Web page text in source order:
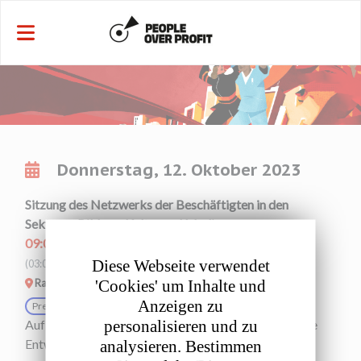
Donnerstag, 12. Oktober 2023
Sitzung des Netzwerks der Beschäftigten in den
Sektoren Bildung, Kultur und Medien
09:00 - 12:30
(03:00 - 06:30
EDT)
Raum L
Pre-event
Auf dieser Veranstaltung geht es in erster Linie um die
Entwicklung von Strategien für den Umgang mit den
Diese Webseite verwendet
'Cookies' um Inhalte und
Anzeigen zu
personalisieren und zu
analysieren. Bestimmen